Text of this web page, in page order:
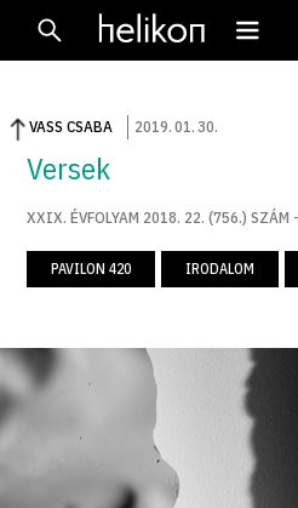
VASS CSABA 2019.01.30.
Versek
XXIX. ÉVFOLYAM 2018. 22. (756.) SZÁM
PAVILON 420 IRODALOM